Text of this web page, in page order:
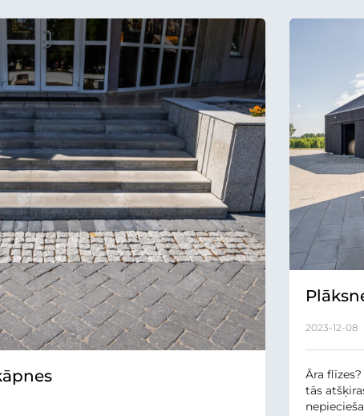
2023-12-08
Āra
tās